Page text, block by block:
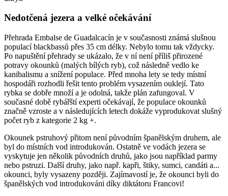
Nedotčená jezera a velké očekávání
Přehrada Embalse de Guadalcacín je v současnosti známá slušnou
populací blackbassů přes 35 cm délky. Nebylo tomu tak vždycky.
Po napuštění přehrady se ukázalo, že v ní není příliš přirozené
potravy okounků (malých bílých ryb), což následně vedlo ke
kanibalismu a snížení populace. Před mnoha lety se tedy místní
hospodáři rozhodli řešit tento problém vysazením ouklejí. Tato
rybka se dobře množí a je odolná, takže plán zafungoval. V
současné době rybářští experti očekávají, že populace okounků
značně vzroste a v následujících letech dokáže vyprodukovat slušný
počet ryb z kategorie 2 kg +.
Okounek pstruhový přitom není původním španělským druhem, ale
byl do místních vod introdukován. Ostatně ve vodách jezera se
vyskytuje jen několik původních druhů, jako jsou například parmy
nebo pstruzi. Další druhy, jako např. kapři, štiky, sumci, candáti a...
okounci, byly vysazeny později. Zajímavostí je, že okounci byli do
španělských vod introdukováni díky diktátoru Francovi!